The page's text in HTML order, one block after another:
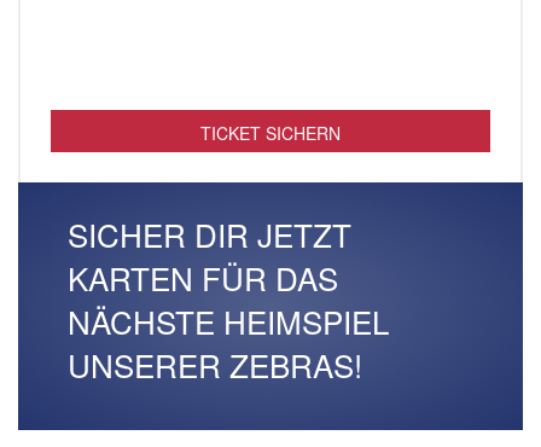
TICKET SICHERN
SICHER DIR JETZT
KARTEN FÜR DAS
NÄCHSTE HEIMSPIEL
UNSERER ZEBRAS!